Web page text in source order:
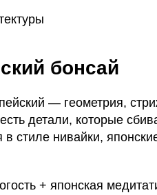
бонсай
— геометрия,
детали, которые
стиле нивайки,
+ японская